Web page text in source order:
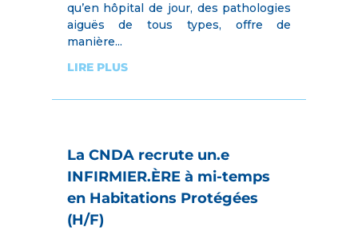
qu’en hôpital de jour, des pathologies
aiguës de tous types, offre de
manière...
LIRE PLUS
La CNDA recrute un.e
INFIRMIER.ÈRE à mi-temps
en Habitations Protégées
(H/F)